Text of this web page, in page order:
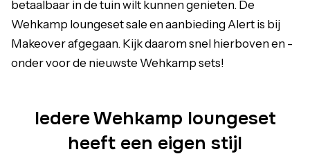
betaalbaar in de tuin wilt kunnen genieten. De
Wehkamp loungeset sale en aanbieding Alert is bij
Makeover afgegaan. Kijk daarom snel hierboven en -
onder voor de nieuwste Wehkamp sets!
Iedere Wehkamp loungeset
heeft een eigen stijl